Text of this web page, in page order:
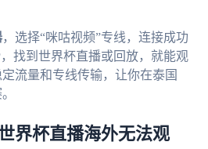
，选择“咪咕视频”专线，连接成功
找到世界杯直播或回放，就能观
流量和专线传输，让你在泰国
界杯直播海外无法观